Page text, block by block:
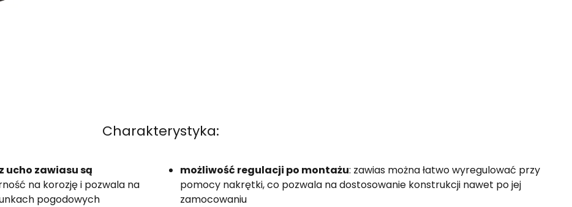
Charakterystyka:
ucho zawiasu są
na korozję i pozwala na
pogodowych
możliwość regulacji po montażu: zawias można łatwo wyregulować przy
pomocy nakrętki, co pozwala na dostosowanie konstrukcji nawet po jej
zamocowaniu